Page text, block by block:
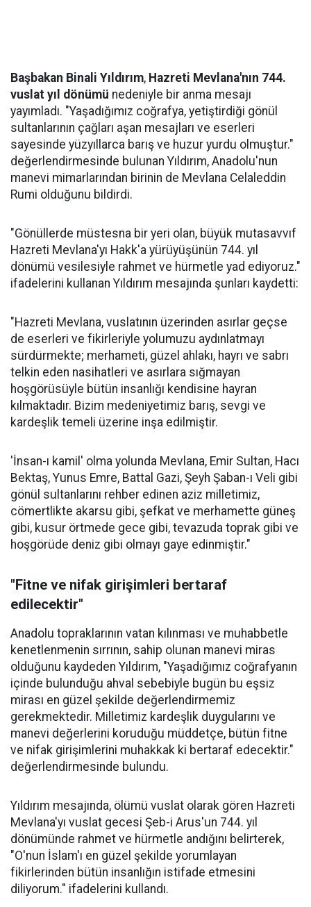
Başbakan Binali Yıldırım, Hazreti Mevlana'nın 744.
vuslat yıl dönümü nedeniyle bir anma mesajı
yayımladı. "Yaşadığımız coğrafya, yetiştirdiği gönül
sultanlarının çağları aşan mesajları ve eserleri
sayesinde yüzyıllarca barış ve huzur yurdu olmuştur."
değerlendirmesinde bulunan Yıldırım, Anadolu'nun
manevi mimarlarından birinin de Mevlana Celaleddin
Rumi olduğunu bildirdi.
"Gönüllerde müstesna bir yeri olan, büyük mutasavvıf
Hazreti Mevlana'yı Hakk'a yürüyüşünün 744. yıl
dönümü vesilesiyle rahmet ve hürmetle yad ediyoruz."
ifadelerini kullanan Yıldırım mesajında şunları kaydetti:
"Hazreti Mevlana, vuslatının üzerinden asırlar geçse
de eserleri ve fikirleriyle yolumuzu aydınlatmayı
sürdürmekte; merhameti, güzel ahlakı, hayrı ve sabrı
telkin eden nasihatleri ve asırlara sığmayan
hoşgörüsüyle bütün insanlığı kendisine hayran
kılmaktadır. Bizim medeniyetimiz barış, sevgi ve
kardeşlik temeli üzerine inşa edilmiştir.
'İnsan-ı kamil' olma yolunda Mevlana, Emir Sultan, Hacı
Bektaş, Yunus Emre, Battal Gazi, Şeyh Şaban-ı Veli gibi
gönül sultanlarını rehber edinen aziz milletimiz,
cömertlikte akarsu gibi, şefkat ve merhamette güneş
gibi, kusur örtmede gece gibi, tevazuda toprak gibi ve
hoşgörüde deniz gibi olmayı gaye edinmiştir."
"Fitne ve nifak girişimleri bertaraf
edilecektir"
Anadolu topraklarının vatan kılınması ve muhabbetle
kenetlenmenin sırrının, sahip olunan manevi miras
olduğunu kaydeden Yıldırım, "Yaşadığımız coğrafyanın
içinde bulunduğu ahval sebebiyle bugün bu eşsiz
mirası en güzel şekilde değerlendirmemiz
gerekmektedir. Milletimiz kardeşlik duygularını ve
manevi değerlerini koruduğu müddetçe, bütün fitne
ve nifak girişimlerini muhakkak ki bertaraf edecektir."
değerlendirmesinde bulundu.
Yıldırım mesajında, ölümü vuslat olarak gören Hazreti
Mevlana'yı vuslat gecesi Şeb-i Arus'un 744. yıl
dönümünde rahmet ve hürmetle andığını belirterek,
"O'nun İslam'ı en güzel şekilde yorumlayan
fikirlerinden bütün insanlığın istifade etmesini
diliyorum." ifadelerini kullandı.